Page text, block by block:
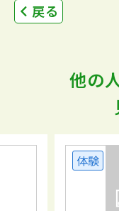
戻る
他の
体験